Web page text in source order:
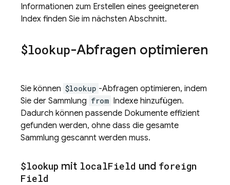
Informationen zum Erstellen eines geeigneteren
Index finden Sie im nächsten Abschnitt.
$lookup-Abfragen optimieren
Sie können $lookup -Abfragen optimieren, indem
Sie der Sammlung from Indexe hinzufügen.
Dadurch können passende Dokumente effizient
gefunden werden, ohne dass die gesamte
Sammlung gescannt werden muss.
$lookup mit localField und foreign
Field